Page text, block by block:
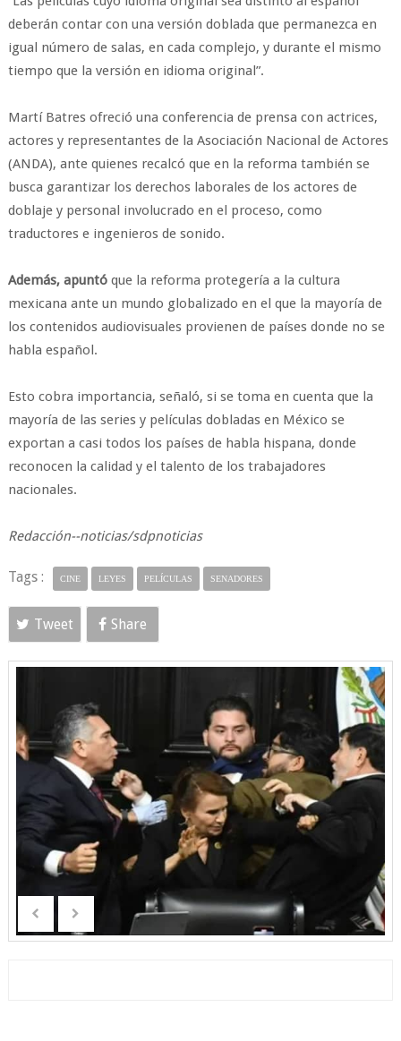
deberán contar con una versión doblada que permanezca en
igual número de salas, en cada complejo, y durante el mismo
tiempo que la versión en idioma original”.
Martí Batres ofreció una conferencia de prensa con actrices,
actores y representantes de la Asociación Nacional de Actores
(ANDA), ante quienes recalcó que en la reforma también se
busca garantizar los derechos laborales de los actores de
doblaje y personal involucrado en el proceso, como
traductores e ingenieros de sonido.
Además, apuntóque la reforma protegería a la cultura
mexicana ante un mundo globalizado en el que la mayoría de
los contenidos audiovisuales provienen de países donde no se
habla español.
Esto cobra importancia, señaló, si se toma en cuenta que la
mayoría de las series y películas dobladas en México se
exportan a casi todos los países de habla hispana, donde
reconocen la calidad y el talento de los trabajadores
nacionales.
Redacción--noticias/sdpnoticias
Tags : CINE LEYES PELÍCULAS SENADORES
Tweet Share